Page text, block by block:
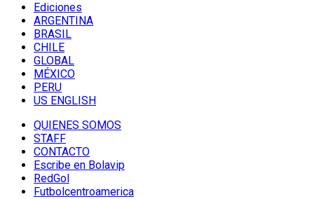
Ediciones
ARGENTINA
BRASIL
CHILE
GLOBAL
MÉXICO
PERU
US ENGLISH
QUIENES SOMOS
STAFF
CONTACTO
Escribe en Bolavip
RedGol
Futbolcentroamerica